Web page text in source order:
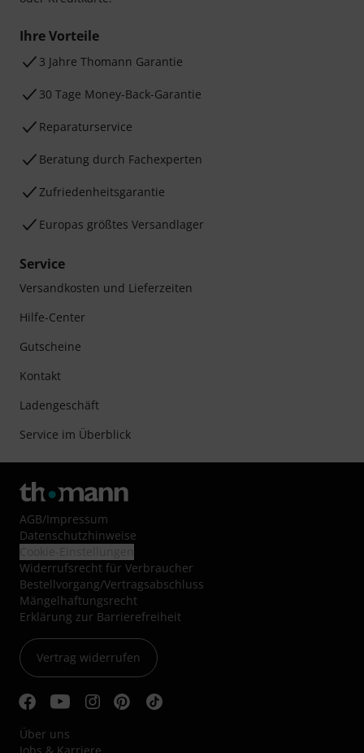
Ihre Vorteile
3 Jahre Thomann Garantie
30 Tage Money-Back-Garantie
Reparaturservice
Beratung durch Fachexperten
Zufriedenheitsgarantie
Europas größtes Versandlager
Service
Versandkosten und Lieferzeiten
Hilfe-Center
Gutscheine
Kontakt
Ladengeschäft
Service im Überblick
AGB/Impressum
Datenschutzhinweise
Widerrufsrecht für Verbraucher
Bestellvorgang/Vertragsabschluss
Mängelhaftungsrecht
Erklärung zur Barrierefreiheit
Vertrag widerrufen
Über uns